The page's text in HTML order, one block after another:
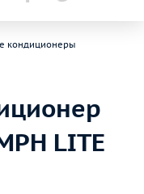
кондиционеры
LITE